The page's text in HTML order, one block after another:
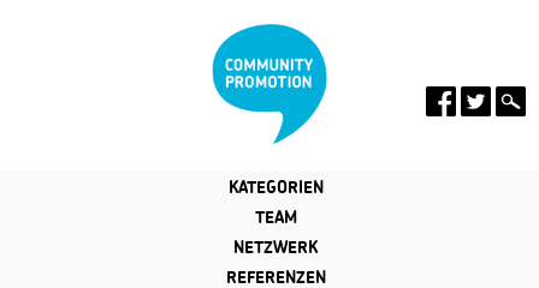
KATEGORIEN
TEAM
NETZWERK
REFERENZEN